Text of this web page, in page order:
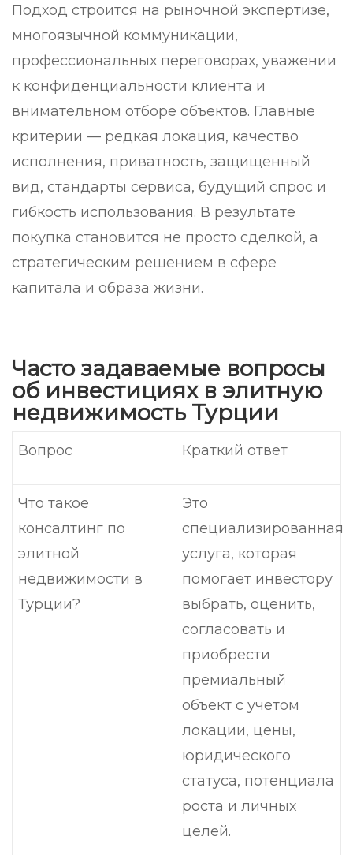
Подход строится на рыночной экспертизе,
многоязычной коммуникации,
профессиональных переговорах, уважении
к конфиденциальности клиента и
внимательном отборе объектов. Главные
критерии — редкая локация, качество
исполнения, приватность, защищенный
вид, стандарты сервиса, будущий спрос и
гибкость использования. В результате
покупка становится не просто сделкой, а
стратегическим решением в сфере
капитала и образа жизни.
Часто задаваемые вопросы
об инвестициях в элитную
недвижимость Турции
Вопрос Краткий ответ
Что такое
консалтинг по
элитной
недвижимости в
Турции?
Это
специализированная
услуга, которая
помогает инвестору
выбрать, оценить,
согласовать и
приобрести
премиальный
объект с учетом
локации, цены,
юридического
статуса, потенциала
роста и личных
целей.